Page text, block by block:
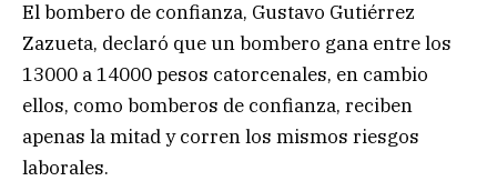
El bombero de confianza, Gustavo Gutiérrez
Zazueta, declaró que un bombero gana entre los
13000 a 14000 pesos catorcenales, en cambio
ellos, como bomberos de confianza, reciben
apenas la mitad y corren los mismos riesgos
laborales.